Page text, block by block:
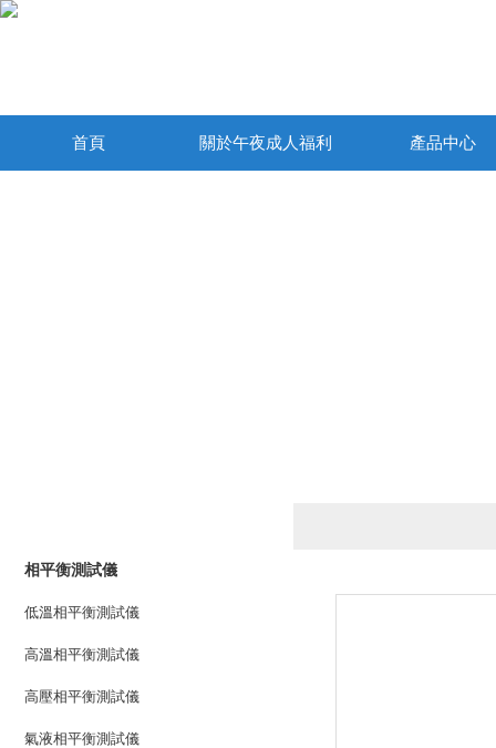
首頁 關於午夜成人福利 產品中心
相平衡測試儀
低溫相平衡測試儀
高溫相平衡測試儀
高壓相平衡測試儀
氣液相平衡測試儀